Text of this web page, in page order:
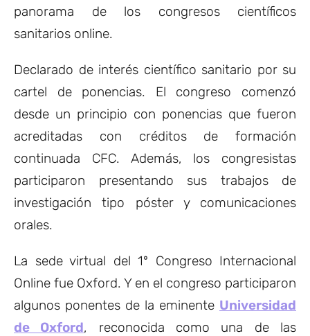
panorama de los congresos científicos
sanitarios online.
Declarado de interés científico sanitario por su
cartel de ponencias. El congreso comenzó
desde un principio con ponencias que fueron
acreditadas con créditos de formación
continuada CFC. Además, los congresistas
participaron presentando sus trabajos de
investigación tipo póster y comunicaciones
orales.
La sede virtual del 1º Congreso Internacional
Online fue Oxford. Y en el congreso participaron
algunos ponentes de la eminente Universidad
de Oxford, reconocida como una de las